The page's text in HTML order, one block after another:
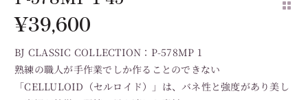
¥39,600
BJ CLASSIC COLLECTION：P-578MP 1
熟練の職人が手作業でしか作ることのできない
「CELLULOID（セルロイド）」は、バネ性と強度があり美し